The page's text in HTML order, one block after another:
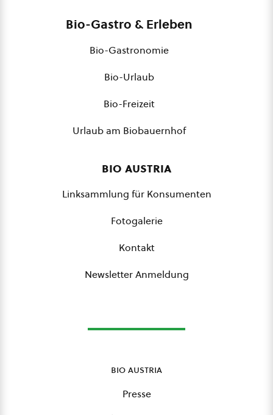
Bio-Gastro & Erleben
Bio-Gastronomie
Bio-Urlaub
Bio-Freizeit
Urlaub am Biobauernhof
bio austria
Linksammlung für Konsumenten
Fotogalerie
Kontakt
Newsletter Anmeldung
bio austria
Presse